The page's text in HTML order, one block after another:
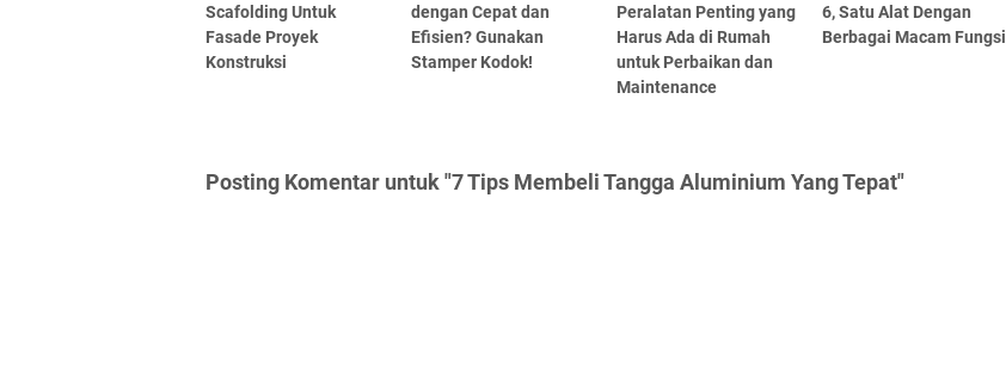
Scafolding Untuk
Fasade Proyek
Konstruksi
dengan Cepat dan
Efisien? Gunakan
Stamper Kodok!
Peralatan Penting yang
Harus Ada di Rumah
untuk Perbaikan dan
Maintenance
6, Satu Alat Dengan
Berbagai Macam Fungsi
Posting Komentar untuk "7 Tips Membeli Tangga Aluminium Yang Tepat"